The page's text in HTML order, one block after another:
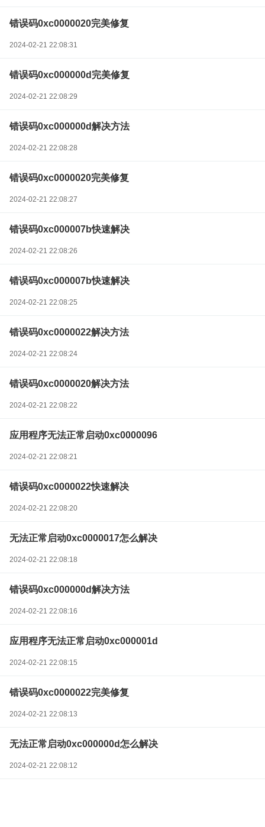
错误码0xc0000020完美修复
2024-02-21 22:08:31
错误码0xc000000d完美修复
2024-02-21 22:08:29
错误码0xc000000d解决方法
2024-02-21 22:08:28
错误码0xc0000020完美修复
2024-02-21 22:08:27
错误码0xc000007b快速解决
2024-02-21 22:08:26
错误码0xc000007b快速解决
2024-02-21 22:08:25
错误码0xc0000022解决方法
2024-02-21 22:08:24
错误码0xc0000020解决方法
2024-02-21 22:08:22
应用程序无法正常启动0xc0000096
2024-02-21 22:08:21
错误码0xc0000022快速解决
2024-02-21 22:08:20
无法正常启动0xc0000017怎么解决
2024-02-21 22:08:18
错误码0xc000000d解决方法
2024-02-21 22:08:16
应用程序无法正常启动0xc000001d
2024-02-21 22:08:15
错误码0xc0000022完美修复
2024-02-21 22:08:13
无法正常启动0xc000000d怎么解决
2024-02-21 22:08:12